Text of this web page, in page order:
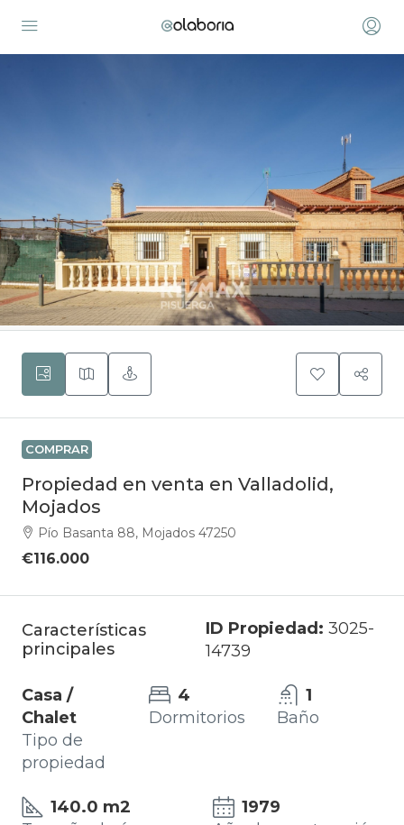
COMPRAR
Propiedad en venta en Valladolid,
Mojados
Pío Basanta 88, Mojados 47250
€116.000
Características
principales
ID Propiedad: 3025-
14739
Casa /
Chalet
Tipo de
propiedad
4
Dormitorios
1
Baño
140.0 m2
1979